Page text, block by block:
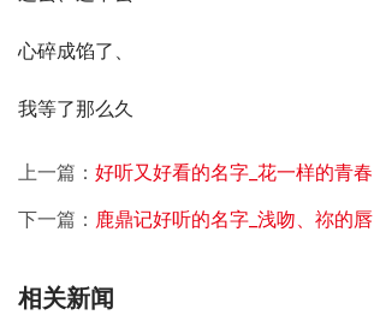
心碎成馅了、
我等了那么久
上一篇： 好听又好看的名字_花一样的青春
下一篇： 鹿鼎记好听的名字_浅吻、祢的唇
相关新闻